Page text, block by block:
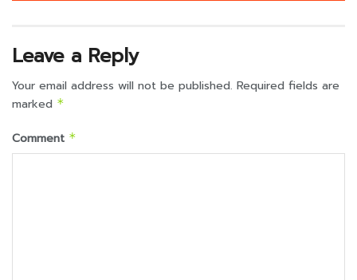
Leave a Reply
Your email address will not be published. Required fields are
marked *
Comment *